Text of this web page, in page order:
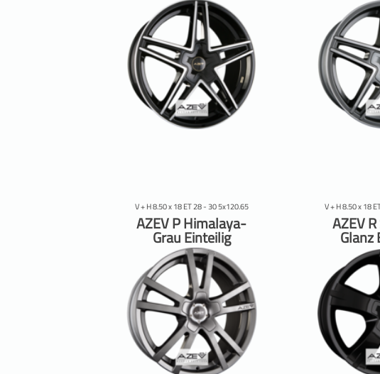
V + H 8.50 x 18 ET 28 - 30 5x120.65 V + H 8.50 x 18
AZEV P Himalaya-
Grau Einteilig
AZEV
Glanz